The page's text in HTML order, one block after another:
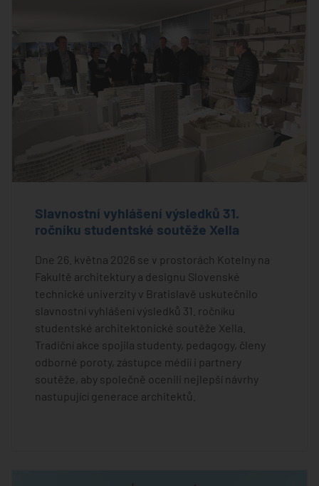
Slavnostní vyhlášení výsledků 31.
ročníku studentské soutěže Xella
Dne 26. května 2026 se v prostorách Kotelny na
Fakultě architektury a designu Slovenské
technické univerzity v Bratislavě uskutečnilo
slavnostní vyhlášení výsledků 31. ročníku
studentské architektonické soutěže Xella.
Tradiční akce spojila studenty, pedagogy, členy
odborné poroty, zástupce médií i partnery
soutěže, aby společně ocenili nejlepší návrhy
nastupující generace architektů.